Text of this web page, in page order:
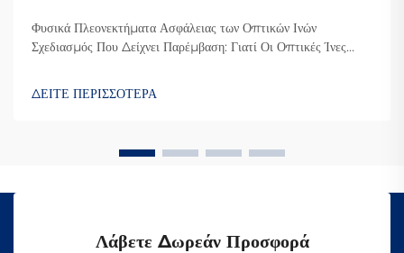
Φυσικά Πλεονεκτήματα Ασφάλειας των Οπτικών Ινών
Σχεδιασμός Που Δείχνει Παρέμβαση: Γιατί Οι Οπτικές Ίνες
δεδομένα μέσω φωτός αντί για ηλεκτρικά σήματα όπως οι κ...
ΔΕΙΤΕ ΠΕΡΙΣΣΟΤΕΡΑ
Λάβετε Δωρεάν Προσφορά